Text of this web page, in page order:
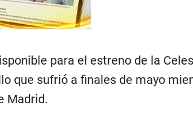
para el estreno de la
que sufrió a finales de mayo
Madrid.